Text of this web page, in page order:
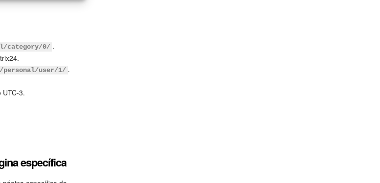
category/0/ .
personal/user/1/ .
UTC-3.
específica